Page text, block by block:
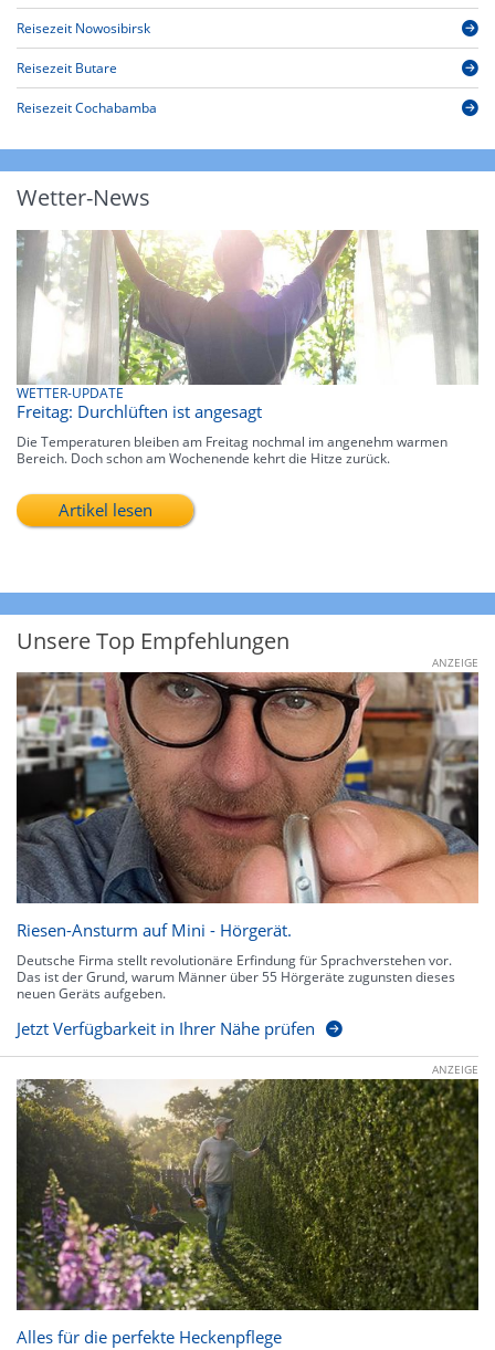
Reisezeit Nowosibirsk
Reisezeit Butare
Reisezeit Cochabamba
Wetter-News
WETTER-UPDATE
Freitag: Durchlüften ist angesagt
Die Temperaturen bleiben am Freitag nochmal im angenehm warmen
Bereich. Doch schon am Wochenende kehrt die Hitze zurück.
Artikel lesen
Unsere Top Empfehlungen
ANZEIGE
Riesen-Ansturm auf Mini - Hörgerät.
Deutsche Firma stellt revolutionäre Erfindung für Sprachverstehen vor.
Das ist der Grund, warum Männer über 55 Hörgeräte zugunsten dieses
neuen Geräts aufgeben.
Jetzt Verfügbarkeit in Ihrer Nähe prüfen
ANZEIGE
Alles für die perfekte Heckenpflege